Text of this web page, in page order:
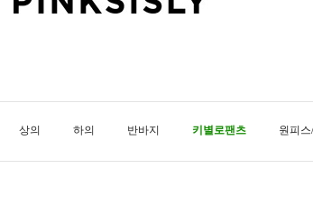
상의 하의 반바지 키별로팬츠 원피